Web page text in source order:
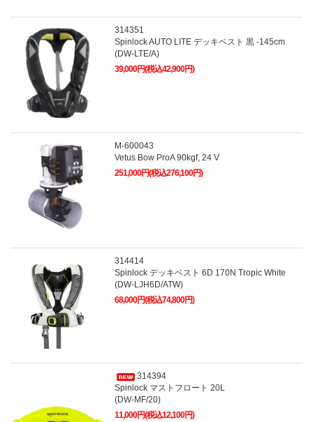
314351
Spinlock AUTO LITE デッキベスト 黒 -145cm
(DW-LTE/A)
39,000円(税込42,900円)
M-600043
Vetus Bow ProA 90kgf, 24 V
251,000円(税込276,100円)
314414
Spinlock デッキベスト 6D 170N Tropic White
(DW-LJH6D/ATW)
68,000円(税込74,800円)
314394
Spinlock マストフロート 20L
(DW-MF/20)
11,000円(税込12,100円)